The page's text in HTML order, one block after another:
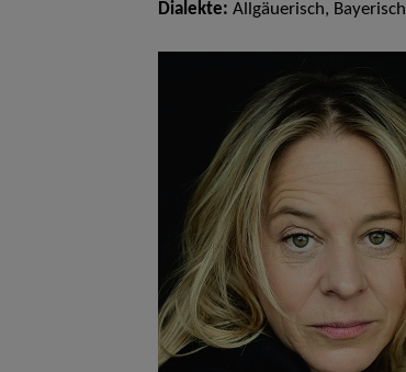
Dialekte: Allgäuerisch, Bayerisch